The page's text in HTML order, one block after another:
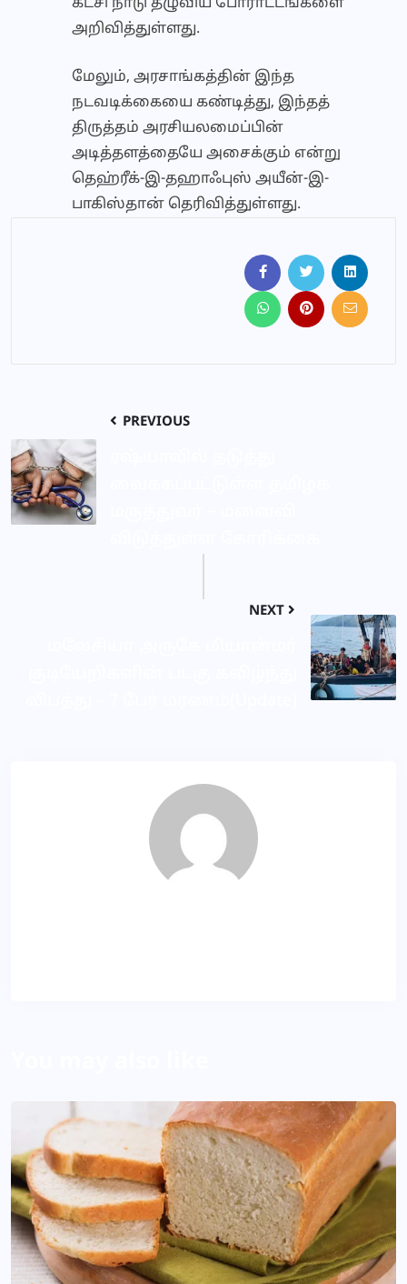
அறிவித்துள்ளது.
மேலும், அரசாங்கத்தின் இந்த
நடவடிக்கையை கண்டித்து, இந்தத்
திருத்தம் அரசியலமைப்பின்
அடித்தளத்தையே அசைக்கும் என்று
தெஹ்ரீக்-இ-தஹாஃபுஸ் அயீன்-இ-
பாகிஸ்தான் தெரிவித்துள்ளது.
PREVIOUS
NEXT